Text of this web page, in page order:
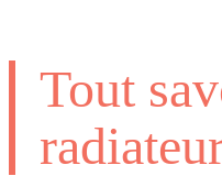
Tout